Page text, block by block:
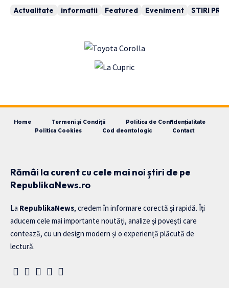
Actualitate informatii Featured Eveniment STIRI
Home Termeni și Condiții
Politica de Confidențialitate
Politica Cookies
Cod deontologic Contact
Rămâi la curent cu cele mai noi știri de pe
RepublikaNews.ro
La RepublikaNews, credem în informare corectă și rapidă. Îți
aducem cele mai importante noutăți, analize și povești care
contează, cu un design modern și o experiență plăcută de
lectură.